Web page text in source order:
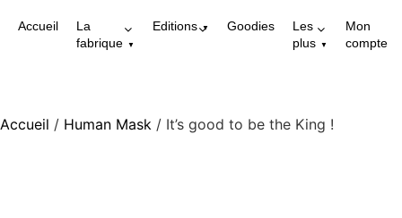
Accueil
La
fabrique
Editions Goodies
Les
plus
Mon
compte
Accueil / Human Mask / It’s good to be the King !